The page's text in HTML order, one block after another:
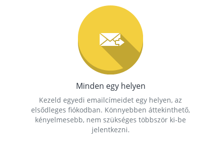
Minden egy helyen
Kezeld egyedi emailcímeidet egy helyen, az
elsődleges fiókodban. Könnyebben áttekinthető,
kényelmesebb, nem szükséges többször ki-be
jelentkezni.